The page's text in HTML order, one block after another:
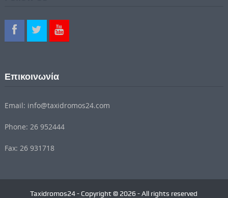
Επικοινωνία
Email: info@taxidromos24.com
Phone: 26 952444
Fax: 26 931718
Taxidromos24 - Copyright © 2026 - All rights reserved